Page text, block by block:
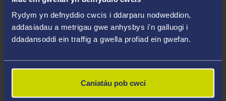
Rydym yn defnyddio cwcis i ddarparu nodweddion,
addasiadau a metrigau gwe anhysbys i'n galluogi i
ddadansoddi ein traffig a gwella profiad ein gwefan.
Caniatáu pob cwci
Ieithoedd lleiafrifol
Mewnfudo
Integreiddio
Amlddiwylliannedd